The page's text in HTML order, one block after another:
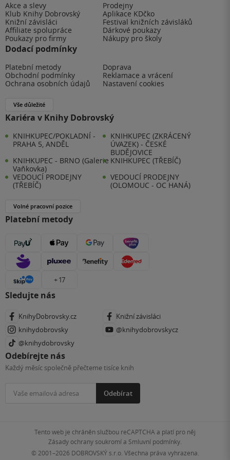
Akce a slevy
Prodejny
Klub Knihy Dobrovský
Aplikace KDčko
Knižní závisláci
Festival knižních závisláků
Affiliate spolupráce
Dárkové poukazy
Poukazy pro firmy
Nákupy pro školy
Dodací podmínky
Platební metody
Doprava
Obchodní podmínky
Reklamace a vrácení
Ochrana osobních údajů
Nastavení cookies
Vše důležité
Kariéra v Knihy Dobrovský
KNIHKUPEC/POKLADNÍ -
PRAHA 5, ANDĚL
KNIHKUPEC (ZKRÁCENÝ
ÚVAZEK) - ČESKÉ
BUDĚJOVICE
KNIHKUPEC - BRNO (Galerie
Vaňkovka)
KNIHKUPEC (TŘEBÍČ)
VEDOUCÍ PRODEJNY
(TŘEBÍČ)
VEDOUCÍ PRODEJNY
(OLOMOUC - OC HANÁ)
Volné pracovní pozice
Platební metody
+ 17
Sledujte nás
KnihyDobrovsky.cz
Knižní závisláci
knihydobrovsky
@knihydobrovskycz
@knihydobrovsky
Odebírejte nás
Každý měsíc společně přečteme tisíce knih
Odebírat
Tento web je chráněn službou reCAPTCHA a platí pro něj
Zásady ochrany soukromía Smluvní podmínky.
© 2001–2026 DOBROVSKÝ s.r.o. Všechna práva vyhrazena.